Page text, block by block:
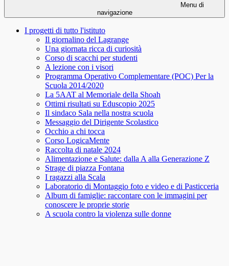
Menu di
navigazione
I progetti di tutto l'istituto
Il giornalino del Lagrange
Una giornata ricca di curiosità
Corso di scacchi per studenti
A lezione con i visori
Programma Operativo Complementare (POC) Per la
Scuola 2014/2020
La 5AAT al Memoriale della Shoah
Ottimi risultati su Eduscopio 2025
Il sindaco Sala nella nostra scuola
Messaggio del Dirigente Scolastico
Occhio a chi tocca
Corso LogicaMente
Raccolta di natale 2024
Alimentazione e Salute: dalla A alla Generazione Z
Strage di piazza Fontana
I ragazzi alla Scala
Laboratorio di Montaggio foto e video e di Pasticceria
Album di famiglie: raccontare con le immagini per
conoscere le proprie storie
A scuola contro la violenza sulle donne